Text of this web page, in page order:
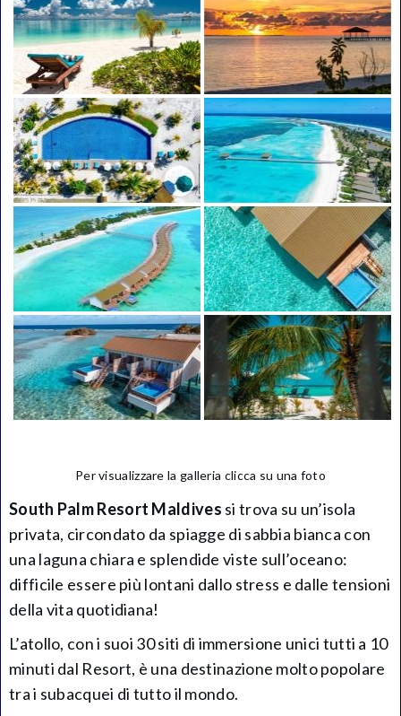
Per visualizzare la galleria clicca su una foto
South Palm Resort Maldives si trova su un’isola
privata, circondato da spiagge di sabbia bianca con
una laguna chiara e splendide viste sull’oceano:
difficile essere più lontani dallo stress e dalle tensioni
della vita quotidiana!
L’atollo, con i suoi 30 siti di immersione unici tutti a 10
minuti dal Resort, è una destinazione molto popolare
tra i subacquei di tutto il mondo.